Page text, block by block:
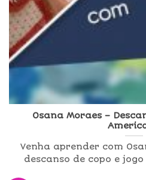
Osana Moraes –
Venha aprender com
descanso de copo e jogo